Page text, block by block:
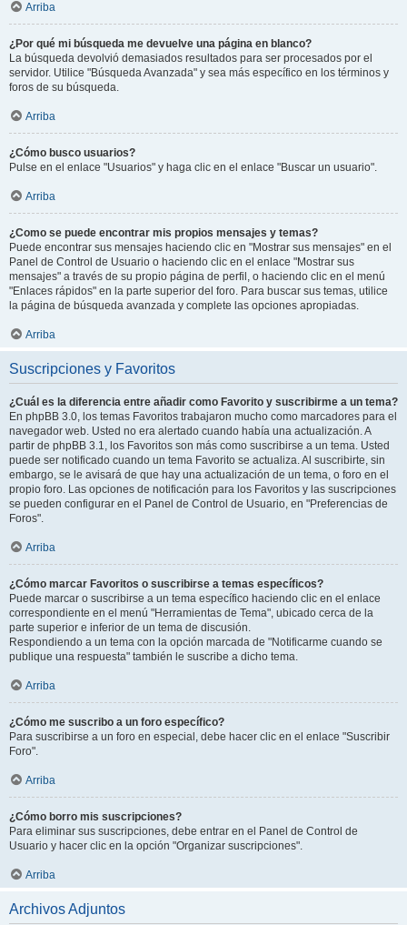
Arriba
¿Por qué mi búsqueda me devuelve una página en blanco?
La búsqueda devolvió demasiados resultados para ser procesados por el
servidor. Utilice "Búsqueda Avanzada" y sea más específico en los términos y
foros de su búsqueda.
Arriba
¿Cómo busco usuarios?
Pulse en el enlace "Usuarios" y haga clic en el enlace "Buscar un usuario".
Arriba
¿Como se puede encontrar mis propios mensajes y temas?
Puede encontrar sus mensajes haciendo clic en "Mostrar sus mensajes" en el
Panel de Control de Usuario o haciendo clic en el enlace "Mostrar sus
mensajes" a través de su propio página de perfil, o haciendo clic en el menú
"Enlaces rápidos" en la parte superior del foro. Para buscar sus temas, utilice
la página de búsqueda avanzada y complete las opciones apropiadas.
Arriba
Suscripciones y Favoritos
¿Cuál es la diferencia entre añadir como Favorito y suscribirme a un tema?
En phpBB 3.0, los temas Favoritos trabajaron mucho como marcadores para el
navegador web. Usted no era alertado cuando había una actualización. A
partir de phpBB 3.1, los Favoritos son más como suscribirse a un tema. Usted
puede ser notificado cuando un tema Favorito se actualiza. Al suscribirte, sin
embargo, se le avisará de que hay una actualización de un tema, o foro en el
propio foro. Las opciones de notificación para los Favoritos y las suscripciones
se pueden configurar en el Panel de Control de Usuario, en "Preferencias de
Foros".
Arriba
¿Cómo marcar Favoritos o suscribirse a temas específicos?
Puede marcar o suscribirse a un tema específico haciendo clic en el enlace
correspondiente en el menú "Herramientas de Tema", ubicado cerca de la
parte superior e inferior de un tema de discusión.
Respondiendo a un tema con la opción marcada de "Notificarme cuando se
publique una respuesta" también le suscribe a dicho tema.
Arriba
¿Cómo me suscribo a un foro específico?
Para suscribirse a un foro en especial, debe hacer clic en el enlace "Suscribir
Foro".
Arriba
¿Cómo borro mis suscripciones?
Para eliminar sus suscripciones, debe entrar en el Panel de Control de
Usuario y hacer clic en la opción "Organizar suscripciones".
Arriba
Archivos Adjuntos